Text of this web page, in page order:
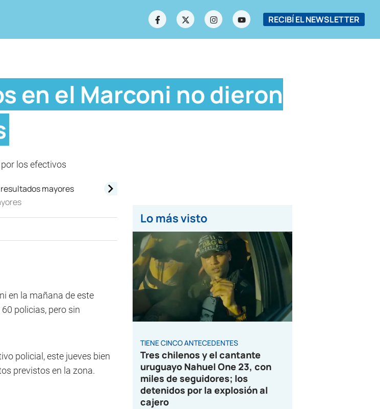
RECIBÍ EL NEWSLETTER
en el Marconi no dieron
los efectivos
en la mañana de este
policias, pero sin
policial, este jueves bien
previstos en la zona.
Lo más visto
TIENE CINCO ANTECEDENTES
Tres chilenos y el cantante
uruguayo Nahuel One 23, con
miles de seguidores; los
detenidos por la explosión al
cajero